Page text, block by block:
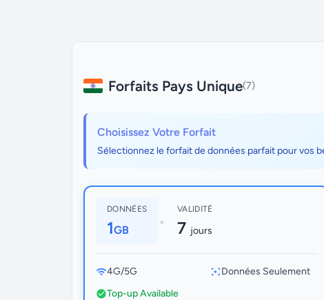
Forfaits Pays Unique(7)
Choisissez Votre Forfait
Sélectionnez le forfait de données parfait pour vos
DONNÉES
1GB •
VALIDITÉ
7 jours
4G/5G
Données Seulement
Top-up Available